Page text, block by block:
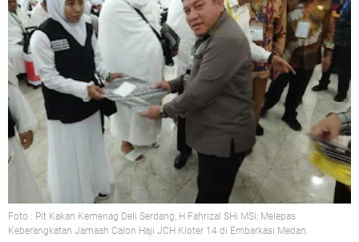
Foto : Plt Kakan Kemenag Deli Serdang, H Fahrizal SHi MSi; Melepas
Keberangkatan Jamaah Calon Haji JCH Kloter 14 di Embarkasi Medan.